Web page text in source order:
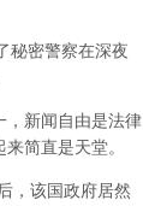
秘密警察在深夜
，新闻自由是法律
简直是天堂。
，该国政府居然